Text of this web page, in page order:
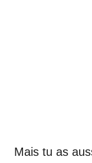
Mais tu as